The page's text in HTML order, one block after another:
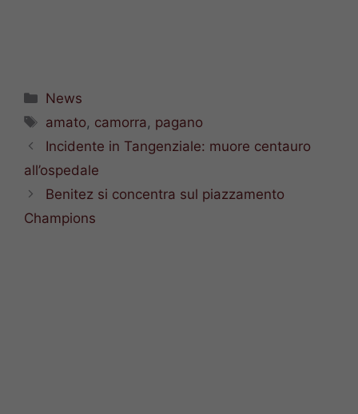
Categorie
News
Tag
amato, camorra, pagano
Incidente in Tangenziale: muore centauro
all’ospedale
Benitez si concentra sul piazzamento
Champions